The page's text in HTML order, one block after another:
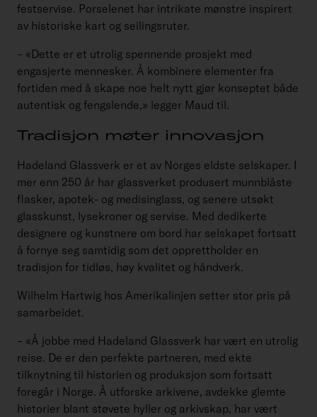
festservise. Porselenet har intrikate mønstre inspirert
av historiske kart og seilingsruter.
– «Dette er et utrolig spennende prosjekt med
engasjerte mennesker. Å kombinere elementer fra
fortiden med å skape noe helt nytt gjør konseptet både
autentisk og fengslende,» legger Maud til.
Tradisjon møter innovasjon
Hadeland Glassverk er et av Norges eldste selskaper. I
mer enn 250 år har glassverket produsert munnblåste
flasker, apotek- og medisinglass, og senere utsøkt
glasskunst, lysekroner og servise. Med dedikerte
designere og kunstnere om bord har selskapet fortsatt
å fornye seg samtidig som det opprettholder en
tradisjon for tidløs, høy kvalitet og håndverk.
Wilhelm Hartwig hos Amerikalinjen setter stor pris på
samarbeidet.
– «Å jobbe med Hadeland Glassverk har vært en utrolig
reise. De er den perfekte partneren, med ekte
tilknytning til historien og produksjon som fortsatt
foregår i Norge. Å utforske arkivene, avdekke glemte
historier blant støvete hyller og arkivskap, har vært